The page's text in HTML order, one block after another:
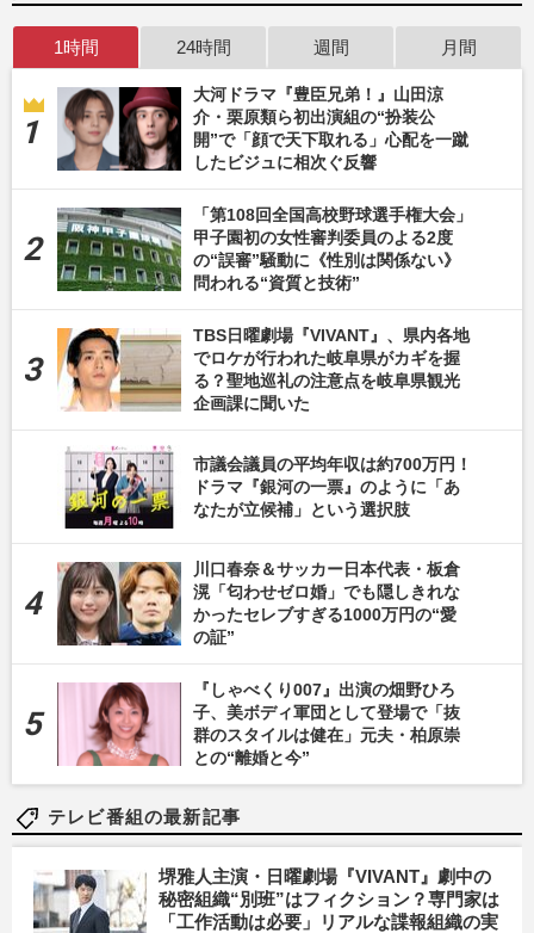
1時間 24時間 週間 月間
大河ドラマ『豊臣兄弟！』山田涼
介・栗原類ら初出演組の“扮装公
開”で「顔で天下取れる」心配を一蹴
したビジュに相次ぐ反響
「第108回全国高校野球選手権大会」
甲子園初の女性審判委員のよる2度
の“誤審”騒動に《性別は関係ない》
問われる“資質と技術”
TBS日曜劇場『VIVANT』、県内各地
でロケが行われた岐阜県がカギを握
る？聖地巡礼の注意点を岐阜県観光
企画課に聞いた
市議会議員の平均年収は約700万円！
ドラマ『銀河の一票』のように「あ
なたが立候補」という選択肢
川口春奈＆サッカー日本代表・板倉
滉「匂わせゼロ婚」でも隠しきれな
かったセレブすぎる1000万円の“愛
の証”
『しゃべくり007』出演の畑野ひろ
子、美ボディ軍団として登場で「抜
群のスタイルは健在」元夫・柏原崇
との“離婚と今”
テレビ番組の最新記事
堺雅人主演・日曜劇場『VIVANT』劇中の
秘密組織“別班”はフィクション？専門家は
「工作活動は必要」リアルな諜報組織の実